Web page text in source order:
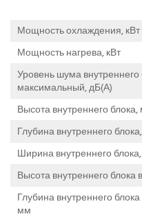
Мощность охлаждения, кВт
Мощность нагрева, кВт
Уровень шума внутреннего
максимальный, дБ(А)
Высота внутреннего
Глубина внутреннего
Ширина внутреннего
Высота внутреннего блока
Глубина внутреннего
мм